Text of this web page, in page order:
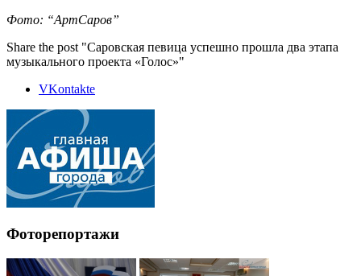
Фото: “АртСаров”
Share the post "Саровская певица успешно прошла два этапа
музыкального проекта «Голос»"
VKontakte
Фоторепортажи